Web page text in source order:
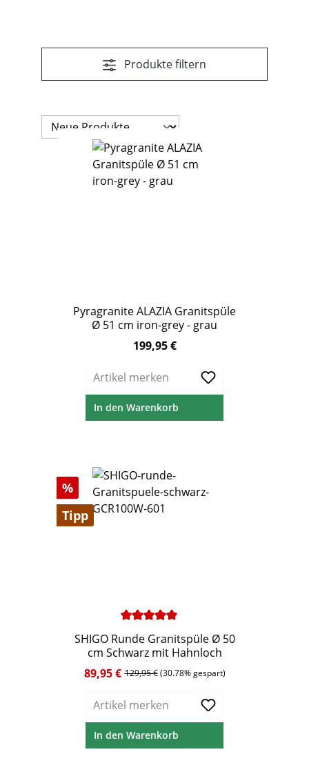
Produkte filtern
Pyragranite ALAZIA Granitspüle
Ø 51 cm iron-grey - grau
Regulärer Preis:
199,95 €
Artikel merken
In den Warenkorb
Rabatt
%
Tipp
Durchschnittliche Bewertung von 5 von 5
SHIGO Runde Granitspüle Ø 50
cm Schwarz mit Hahnloch
Verkaufspreis:
89,95 € Regulärer Preis:
129,95 € (30.78% gespart)
Artikel merken
In den Warenkorb